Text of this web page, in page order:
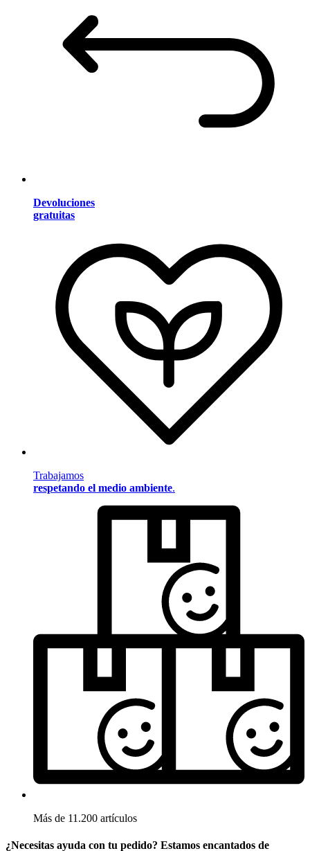
Devoluciones
gratuitas
Trabajamos
respetando el medio ambiente.
Más de 11.200 artículos
¿Necesitas ayuda con tu pedido? Estamos encantados de